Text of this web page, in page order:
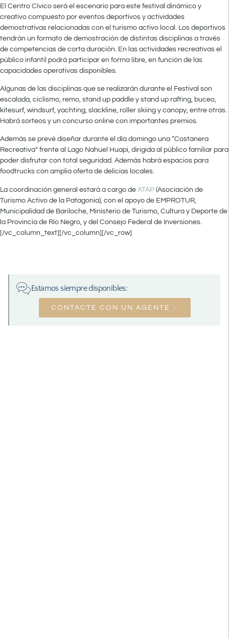
El Centro Cívico será el escenario para este festival dinámico y
creativo compuesto por eventos deportivos y actividades
demostrativas relacionadas con el turismo activo local. Los deportivos
tendrán un formato de demostración de distintas disciplinas a través
de competencias de corta duración. En las actividades recreativas el
público infantil podrá participar en forma libre, en función de las
capacidades operativas disponibles.
Algunas de las disciplinas que se realizarán durante el Festival son
escalada, ciclismo, remo, stand up paddle y stand up rafting, buceo,
kitesurf, windsurf, yachting, slackline, roller skiing y canopy, entre otras.
Habrá sorteos y un concurso online con importantes premios.
Además se prevé diseñar durante el día domingo una “Costanera
Recreativa” frente al Lago Nahuel Huapi, dirigida al público familiar para
poder disfrutar con total seguridad. Además habrá espacios para
foodtrucks con amplia oferta de delicias locales.
La coordinación general estará a cargo de ATAP (Asociación de
Turismo Activo de la Patagonia), con el apoyo de EMPROTUR,
Municipalidad de Bariloche, Ministerio de Turismo, Cultura y Deporte de
la Provincia de Río Negro, y del Consejo Federal de Inversiones.
[/vc_column_text][/vc_column][/vc_row]
Estamos siempre disponibles:
CONTACTE CON UN AGENTE